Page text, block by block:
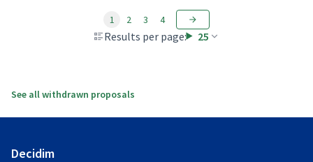
Results per page: 25
1 2 3 4
See all withdrawn proposals
Decidim